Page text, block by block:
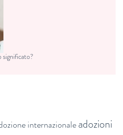
significato?
internazionaleadozioni